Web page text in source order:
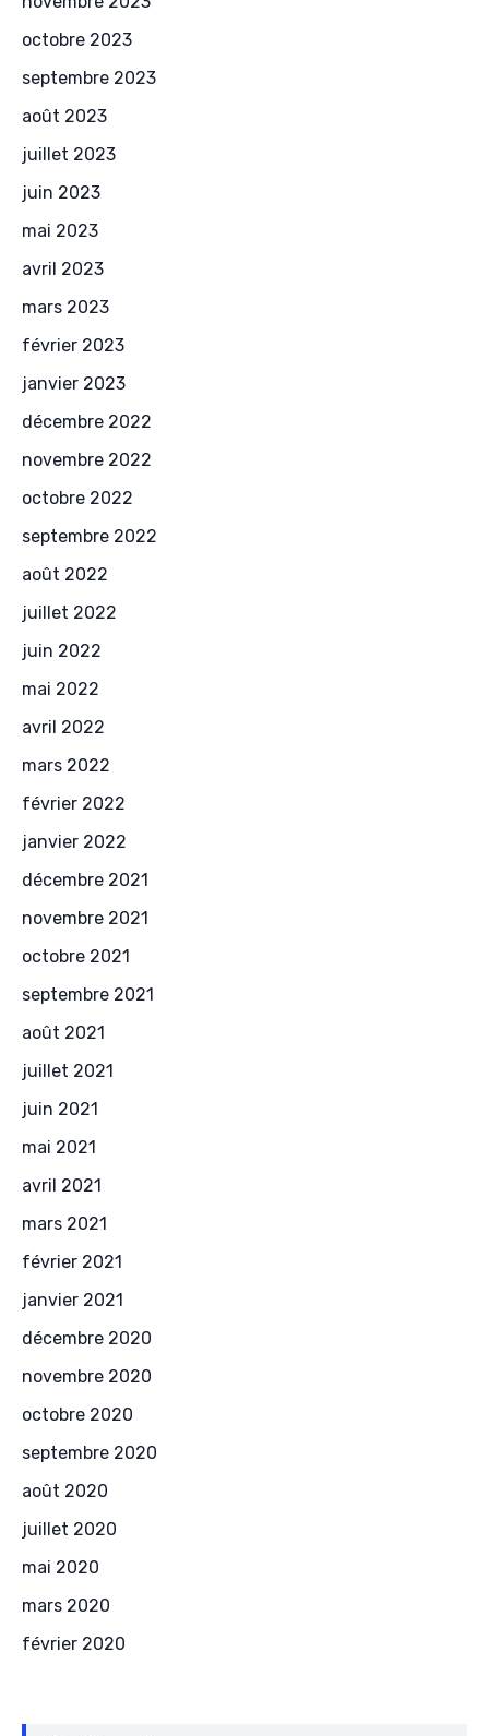
octobre 2023
septembre 2023
août 2023
juillet 2023
juin 2023
mai 2023
avril 2023
mars 2023
février 2023
janvier 2023
décembre 2022
novembre 2022
octobre 2022
septembre 2022
août 2022
juillet 2022
juin 2022
mai 2022
avril 2022
mars 2022
février 2022
janvier 2022
décembre 2021
novembre 2021
octobre 2021
septembre 2021
août 2021
juillet 2021
juin 2021
mai 2021
avril 2021
mars 2021
février 2021
janvier 2021
décembre 2020
novembre 2020
octobre 2020
septembre 2020
août 2020
juillet 2020
mai 2020
mars 2020
février 2020